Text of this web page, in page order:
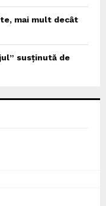
mai mult decât
susținută de